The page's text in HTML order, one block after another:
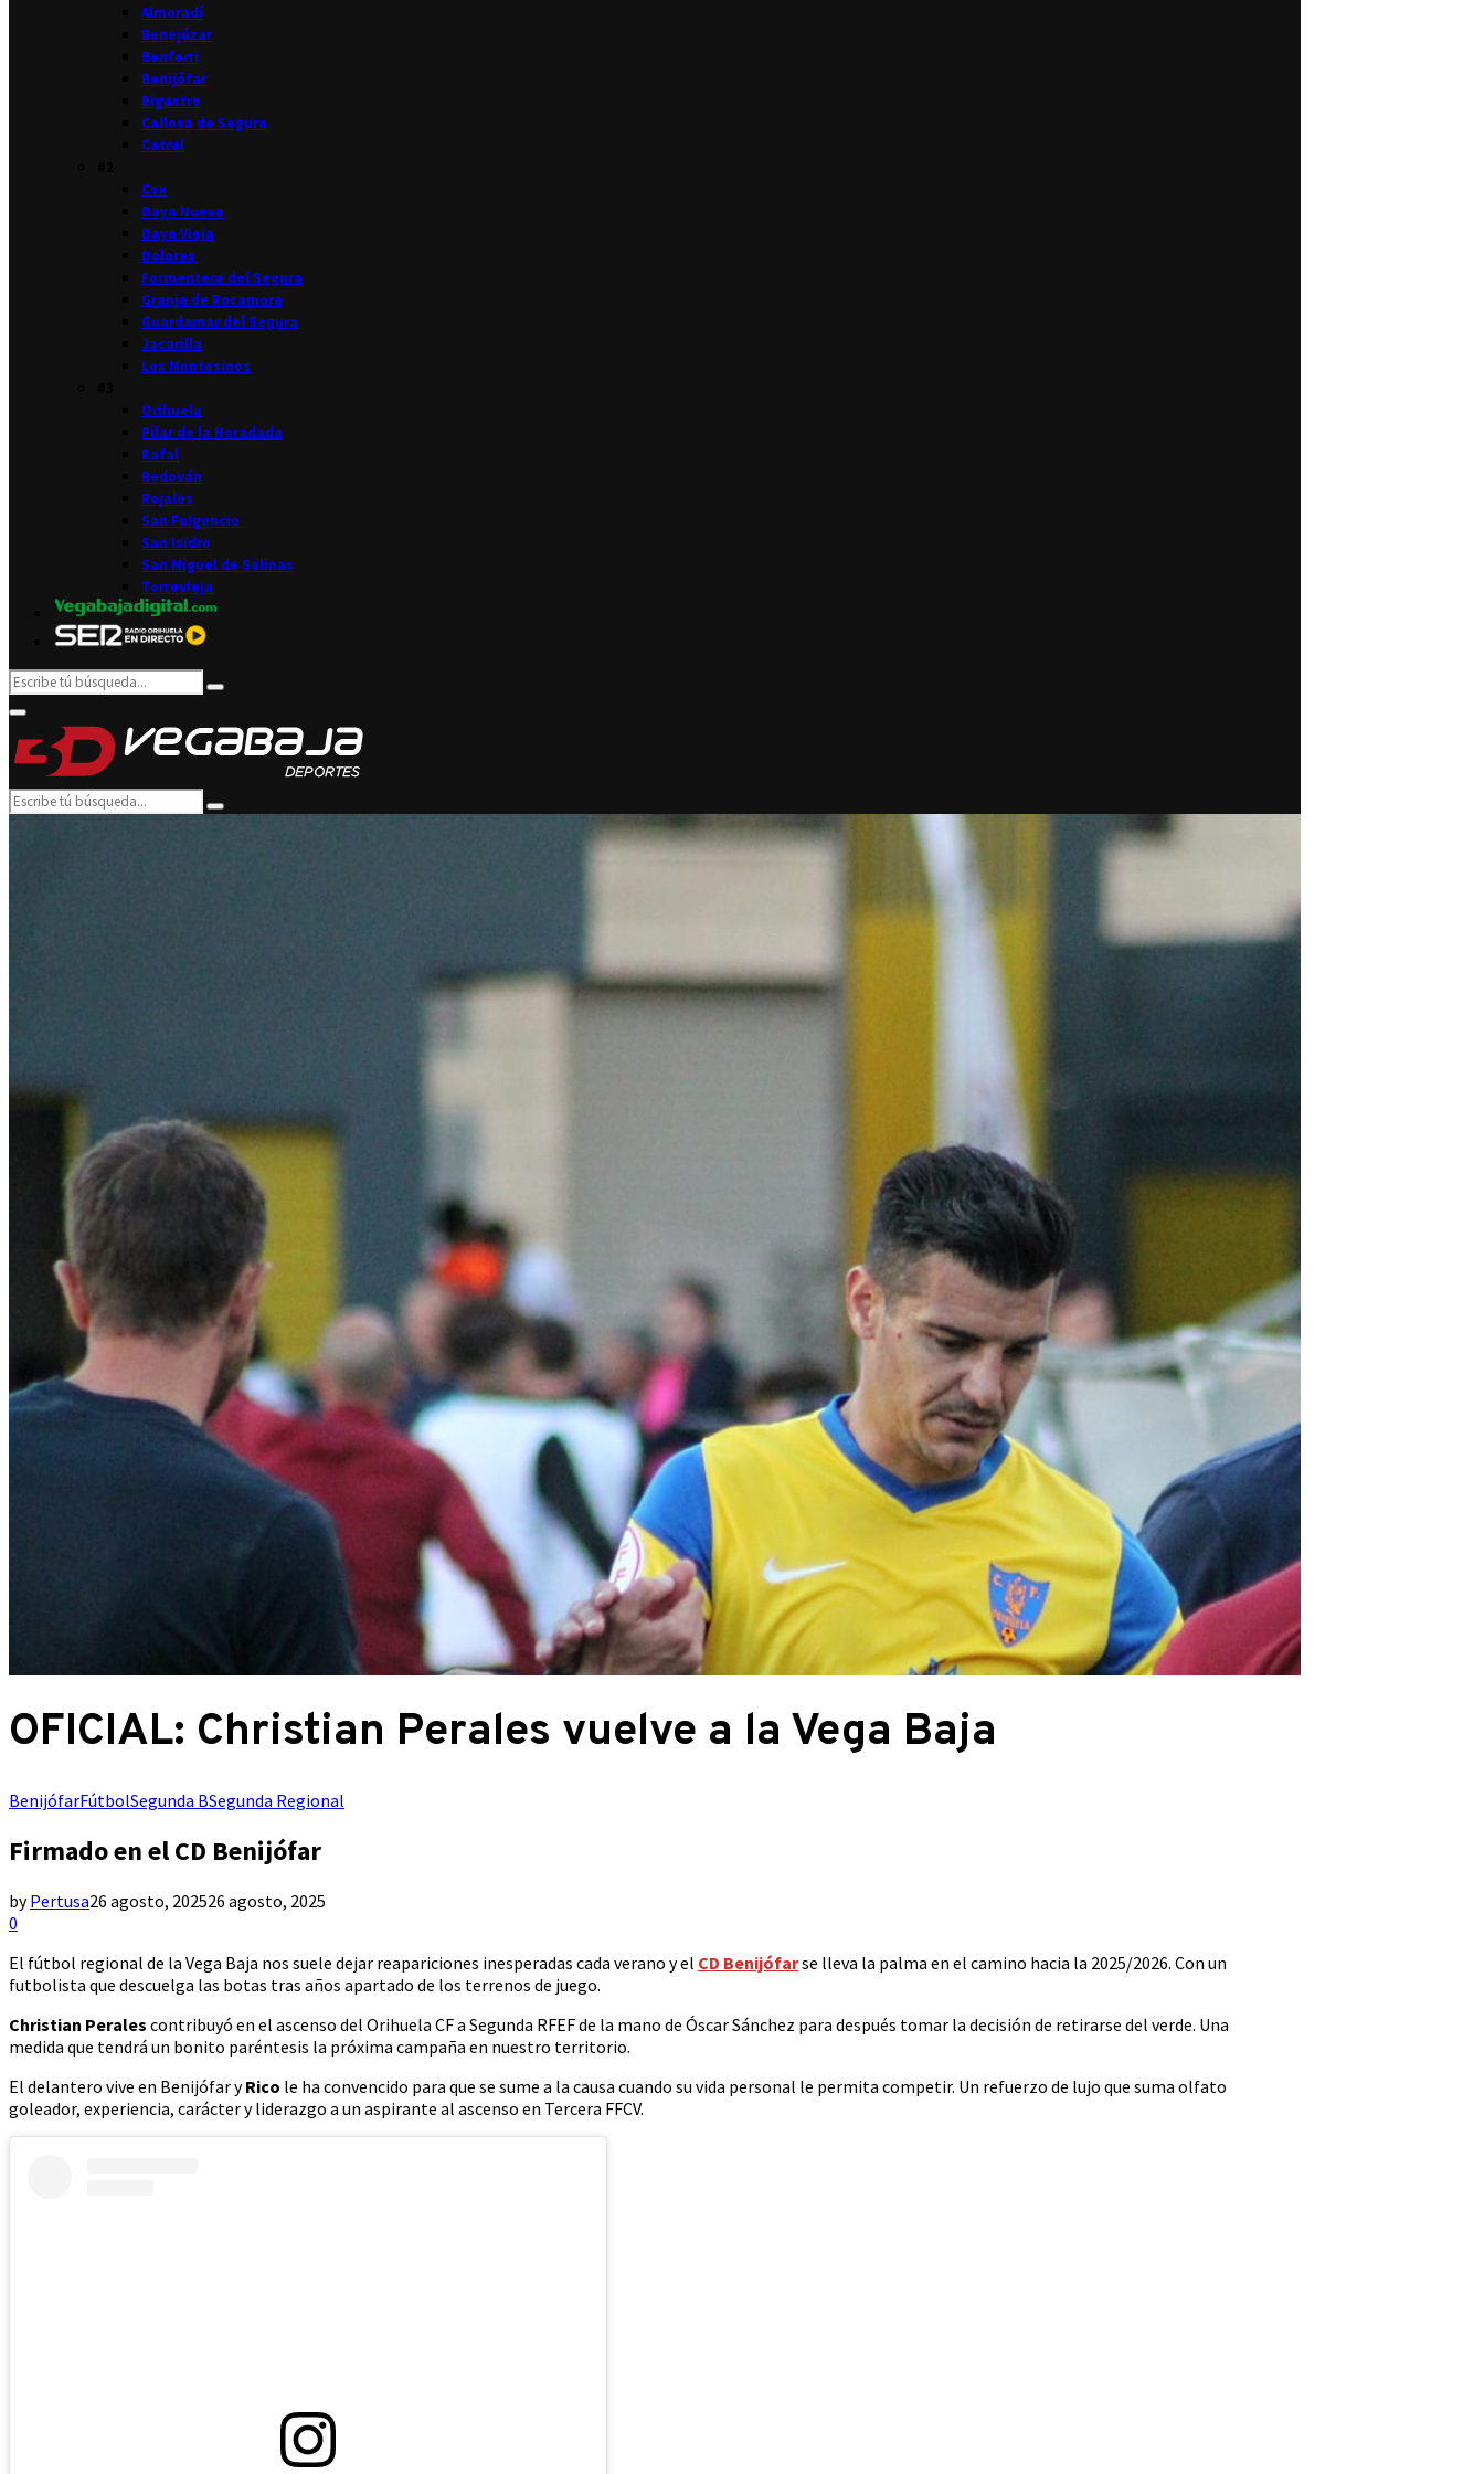
Almoradí
Benejúzar
Benferri
Benijófar
Bigastro
Callosa de Segura
Catral
Cox
Daya Nueva
Daya Vieja
Dolores
Formentera del Segura
Granja de Rocamora
Guardamar del Segura
Jacarilla
Los Montesinos
Orihuela
Pilar de la Horadada
Rafal
Redován
Rojales
San Fulgencio
San Isidro
San Miguel de Salinas
Torrevieja
Search
for:
Search
Primary
Menu
Search
for:
Search
OFICIAL: Christian Perales vuelve a la Vega Baja
BenijófarFútbolSegunda BSegunda Regional
Firmado en el CD Benijófar
byPertusa26 agosto, 202526 agosto, 2025
0
El fútbol regional de la Vega Baja nos suele dejar reapariciones inesperadas cada verano y el CD Benijófarse lleva la palma en el camino hacia la 2025/2026. Con un
futbolista que descuelga las botas tras años apartado de los terrenos de juego.
Christian Perales contribuyó en el ascenso del Orihuela CF a Segunda RFEF de la mano de Óscar Sánchez para después tomar la decisión de retirarse del verde. Una
medida que tendrá un bonito paréntesis la próxima campaña en nuestro territorio.
El delantero vive en Benijófar yRico le ha convencido para que se sume a la causa cuando su vida personal le permita competir. Un refuerzo de lujo que suma olfato
goleador, experiencia, carácter y liderazgo a un aspirante al ascenso en Tercera FFCV.